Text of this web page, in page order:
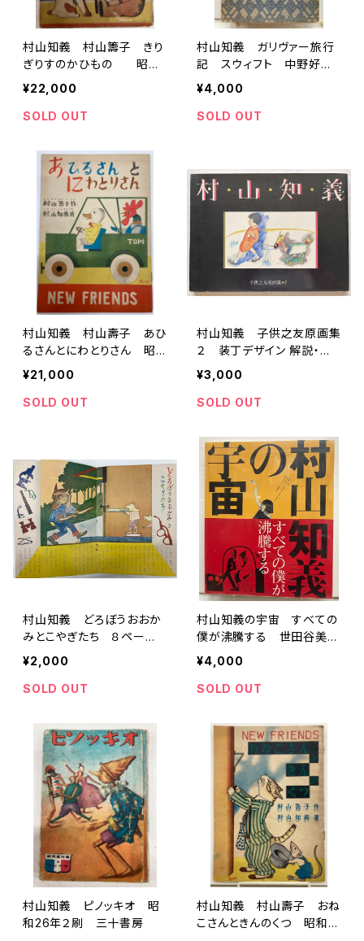
村山知義 村山籌子 きり
ぎりすのかひもの 昭和
21年 初版 教養社
¥22,000
SOLD OUT
村山知義 ガリヴァー旅行
記 スウィフト 中野好夫
訳 岩波少年文庫８ 1951
年 初版 岩波書店
¥4,000
SOLD OUT
村山知義 村山壽子 あひ
るさんとにわとりさん 昭
和23年 ニューフレンド刊
¥21,000
SOLD OUT
村山知義 子供之友原画集
２ 装丁デザイン 解説・堀
内誠一 1986年 婦人之
友社
¥3,000
SOLD OUT
村山知義 どろぼうおおか
みとこやぎたち ８ペー
ジ チャイルドブック25巻1
0号 1961年 チャイルド
本社
¥2,000
SOLD OUT
村山知義の宇宙 すべての
僕が沸騰する 世田谷美術
館等 図録 2012年 読
売新聞社
¥4,000
SOLD OUT
村山知義 ピノッキオ 昭
和26年２刷 三十書房
村山知義 村山壽子 おね
こさんときんのくつ 昭和2